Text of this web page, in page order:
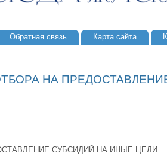
Обратная связь Карта сайта
НА
СУБСИДИЙ НА ИНЫЕ ЦЕЛИ